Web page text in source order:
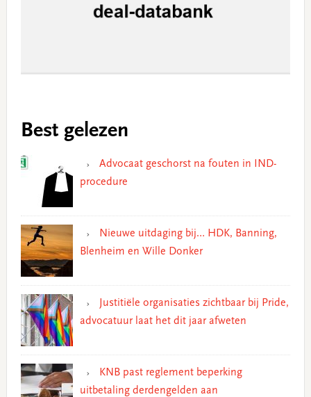
Best gelezen
Advocaat geschorst na fouten in IND-
procedure
Nieuwe uitdaging bij… HDK, Banning,
Blenheim en Wille Donker
Justitiële organisaties zichtbaar bij Pride,
advocatuur laat het dit jaar afweten
KNB past reglement beperking
uitbetaling derdengelden aan